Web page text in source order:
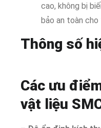
cao, không bị
bảo an toàn
Thông số
Các ưu
vật liệu